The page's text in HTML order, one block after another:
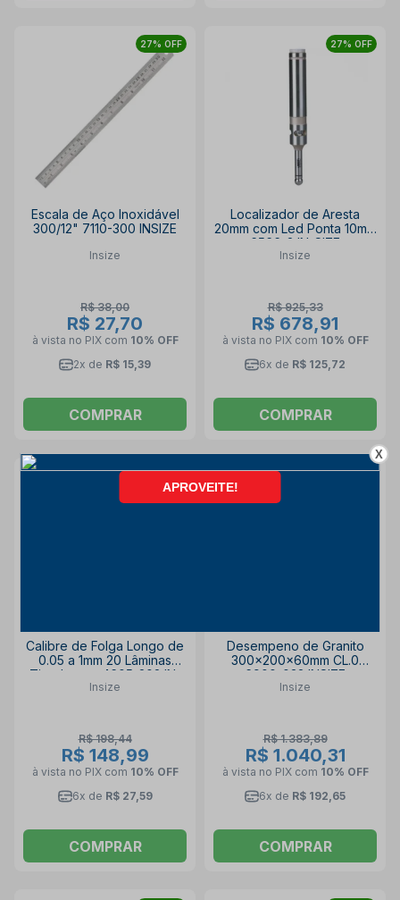
27% OFF
Escala de Aço Inoxidável
300/12" 7110-300 INSIZE
Insize
R$ 38,00
R$ 27,70
à vista no PIX com 10% OFF
2x de R$ 15,39
COMPRAR
27% OFF
Localizador de Aresta
20mm com Led Ponta 10mm
6566-2 IN-SIZE
Insize
R$ 925,33
R$ 678,91
à vista no PIX com 10% OFF
6x de R$ 125,72
COMPRAR
Calibre de Folga Longo de
0.05 a 1mm 20 Lâminas
Tipo Leque 4605-202 IN-
SIZE
Insize
R$ 198,44
R$ 148,99
à vista no PIX com 10% OFF
6x de R$ 27,59
COMPRAR
Desempeno de Granito
300x200x60mm CL.0
6900-032 INSIZE
Insize
R$ 1.383,89
R$ 1.040,31
à vista no PIX com 10% OFF
6x de R$ 192,65
COMPRAR
X